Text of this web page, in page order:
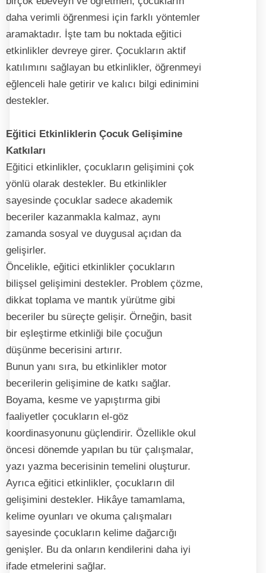
daha verimli öğrenmesi için farklı yöntemler
aramaktadır. İşte tam bu noktada eğitici
etkinlikler devreye girer. Çocukların aktif
katılımını sağlayan bu etkinlikler, öğrenmeyi
eğlenceli hale getirir ve kalıcı bilgi edinimini
destekler.
Eğitici Etkinliklerin Çocuk Gelişimine
Katkıları
Eğitici etkinlikler, çocukların gelişimini çok
yönlü olarak destekler. Bu etkinlikler
sayesinde çocuklar sadece akademik
beceriler kazanmakla kalmaz, aynı
zamanda sosyal ve duygusal açıdan da
gelişirler.
Öncelikle, eğitici etkinlikler çocukların
bilişsel gelişimini destekler. Problem çözme,
dikkat toplama ve mantık yürütme gibi
beceriler bu süreçte gelişir. Örneğin, basit
bir eşleştirme etkinliği bile çocuğun
düşünme becerisini artırır.
Bunun yanı sıra, bu etkinlikler motor
becerilerin gelişimine de katkı sağlar.
Boyama, kesme ve yapıştırma gibi
faaliyetler çocukların el-göz
koordinasyonunu güçlendirir. Özellikle okul
öncesi dönemde yapılan bu tür çalışmalar,
yazı yazma becerisinin temelini oluşturur.
Ayrıca eğitici etkinlikler, çocukların dil
gelişimini destekler. Hikâye tamamlama,
kelime oyunları ve okuma çalışmaları
sayesinde çocukların kelime dağarcığı
genişler. Bu da onların kendilerini daha iyi
ifade etmelerini sağlar.